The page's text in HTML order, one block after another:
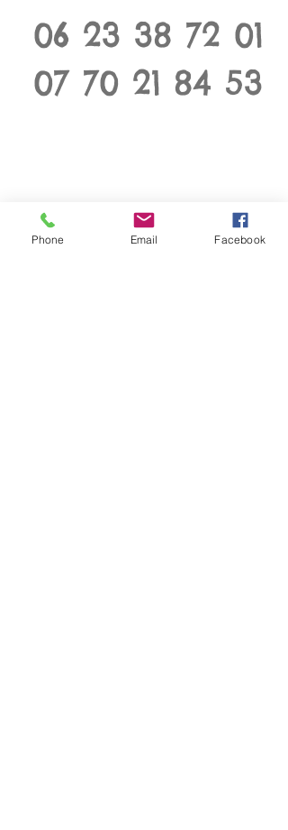
06 23 38 72 01
07 70 21 84 53
Phone Email Facebook